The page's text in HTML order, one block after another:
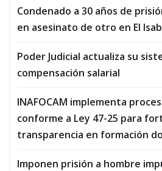
Condenado a 30 años de
en asesinato de otro en El
Poder Judicial actualiza su
compensación salarial
INAFOCAM implementa
conforme a Ley 47-25 para
transparencia en formación
Imponen prisión a hombre